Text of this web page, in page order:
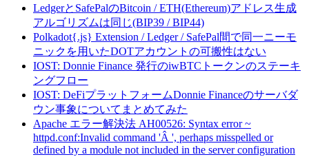
LedgerとSafePalのBitcoin / ETH(Ethereum)アドレス生成
アルゴリズムは同じ(BIP39 / BIP44)
Polkadot{.js} Extension / Ledger / SafePal間で同一ニーモ
ニックを用いたDOTアカウントの可搬性はない
IOST: Donnie Finance 発行のiwBTCトークンのステーキ
ングフロー
IOST: DeFiプラットフォームDonnie Financeのサーバダ
ウン事象についてまとめてみた
Apache エラー解決法 AH00526: Syntax error ~
httpd.conf:Invalid command 'Â ', perhaps misspelled or
defined by a module not included in the server configuration